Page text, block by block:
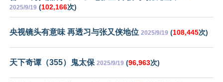
2025/9/19 (102,166次)
央视镜头有意味 再透习与张又侠地位 2025/9/19 (108,445次)
天下奇谭（355）鬼太保 2025/9/19 (96,963次)